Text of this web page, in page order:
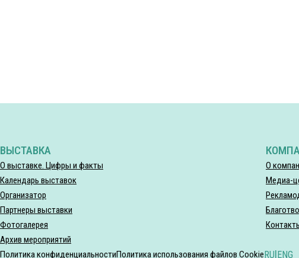
ВЫСТАВКА
О выставке. Цифры и факты
Календарь выставок
Организатор
Партнеры выставки
Фотогалерея
Архив мероприятий
О
Медиа-
Политика конфиденциальностиПолитика использования файлов CookieRU|ENG